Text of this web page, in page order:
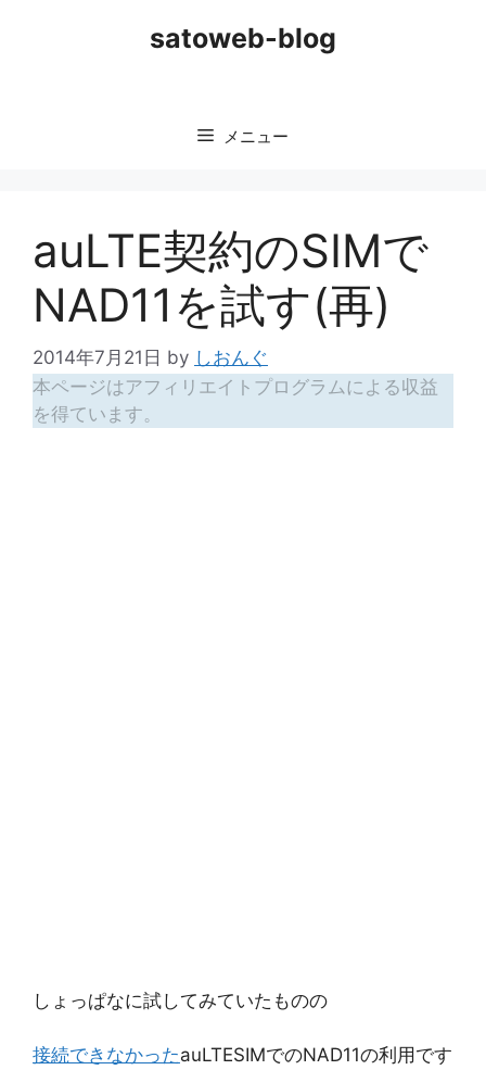
satoweb-blog
メニュー
auLTE契約のSIMで
NAD11を試す(再)
2014年7月21日 by しおんぐ
本ページはアフィリエイトプログラムによる収益
を得ています。
しょっぱなに試してみていたものの
接続できなかったauLTESIMでのNAD11の利用です